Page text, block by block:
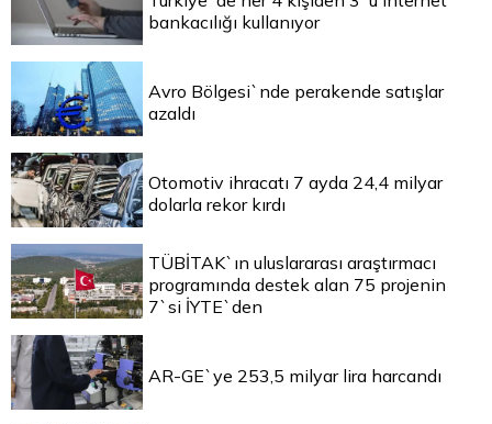
bankacılığı kullanıyor
Avro Bölgesi`nde perakende satışlar
azaldı
Otomotiv ihracatı 7 ayda 24,4 milyar
dolarla rekor kırdı
TÜBİTAK`ın uluslararası araştırmacı
programında destek alan 75 projenin
7`si İYTE`den
AR-GE`ye 253,5 milyar lira harcandı